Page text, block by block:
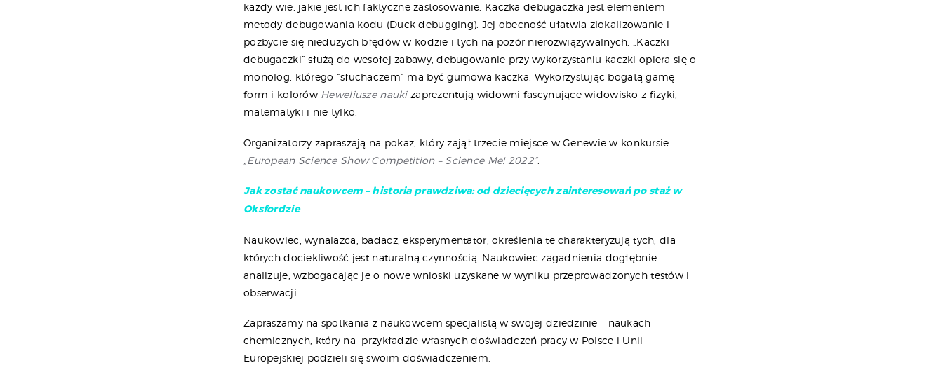
każdy wie, jakie jest ich faktyczne zastosowanie. Kaczka debugaczka jest elementem
metody debugowania kodu (Duck debugging). Jej obecność ułatwia zlokalizowanie i
pozbycie się niedużych błędów w kodzie i tych na pozór nierozwiązywalnych. „Kaczki
debugaczki” służą do wesołej zabawy, debugowanie przy wykorzystaniu kaczki opiera się o
monolog, którego “słuchaczem” ma być gumowa kaczka. Wykorzystując bogatą gamę
form i kolorów Heweliusze naukizaprezentują widowni fascynujące widowisko z fizyki,
matematyki i nie tylko.
Organizatorzy zapraszają na pokaz, który zajął trzecie miejsce w Genewie w konkursie
„European Science Show Competition – Science Me! 2022”.
Jak zostać naukowcem – historia prawdziwa: od dziecięcych zainteresowań po staż w
Oksfordzie
Naukowiec, wynalazca, badacz, eksperymentator, określenia te charakteryzują tych, dla
których dociekliwość jest naturalną czynnością. Naukowiec zagadnienia dogłębnie
analizuje, wzbogacając je o nowe wnioski uzyskane w wyniku przeprowadzonych testów i
obserwacji.
Zapraszamy na spotkania z naukowcem specjalistą w swojej dziedzinie – naukach
chemicznych, który na przykładzie własnych doświadczeń pracy w Polsce i Unii
Europejskiej podzieli się swoim doświadczeniem.